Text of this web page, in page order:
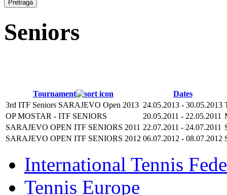
Seniors
Tournament
Dates
3rd ITF Seniors SARAJEVO Open 2013 24.05.2013 - 30.05.2013
OP MOSTAR - ITF SENIORS
20.05.2011 - 22.05.2011
SARAJEVO OPEN ITF SENIORS 2011 22.07.2011 - 24.07.2011
SARAJEVO OPEN ITF SENIORS 2012 06.07.2012 - 08.07.2012
International Tennis
Tennis Europe